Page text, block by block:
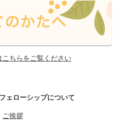
こちらをご覧ください
ェローシップについて
ご挨拶